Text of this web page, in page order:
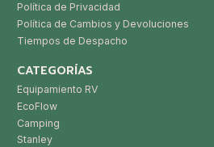
Política de Privacidad
Política de Cambios y Devoluciones
Tiempos de Despacho
CATEGORÍAS
Equipamiento RV
EcoFlow
Camping
Stanley